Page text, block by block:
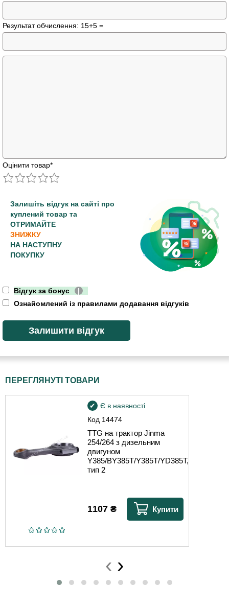
Результат обчислення: 15+5 =
Оцінити товар*
Залишіть відгук на сайті про
куплений товар та
ОТРИМАЙТЕ
ЗНИЖКУ
НА НАСТУПНУ
ПОКУПКУ
Відгук за бонус
|
Ознайомлений із правилами додавання відгуків
ПЕРЕГЛЯНУТІ ТОВАРИ
Код 14474
Є в наявності
TTG на трактор Jinma
254/264 з дизельним
двигуном
Y385/BY385T/Y385T/YD385T,
тип 2
1107 ₴ Купити
‹ ›